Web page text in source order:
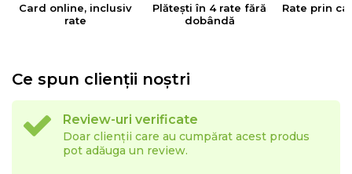
sunt valorile care determina stilul si traiectoria Eysa inca
Card online, inclusiv
rate
Plătești în 4 rate fără
dobândă
Rate prin
Ce spun clienții noștri
Review-uri verificate
Doar clienții care au cumpărat acest produs
pot adăuga un review.